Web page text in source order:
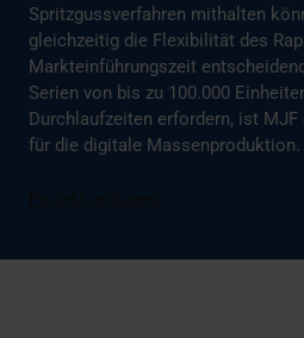
Spritzgussverfahren mithalten
gleichzeitig die Flexibilität des
Markteinführungszeit
Serien von bis zu 100.000
Durchlaufzeiten erfordern, ist MJF
für die digitale Massenproduktion.